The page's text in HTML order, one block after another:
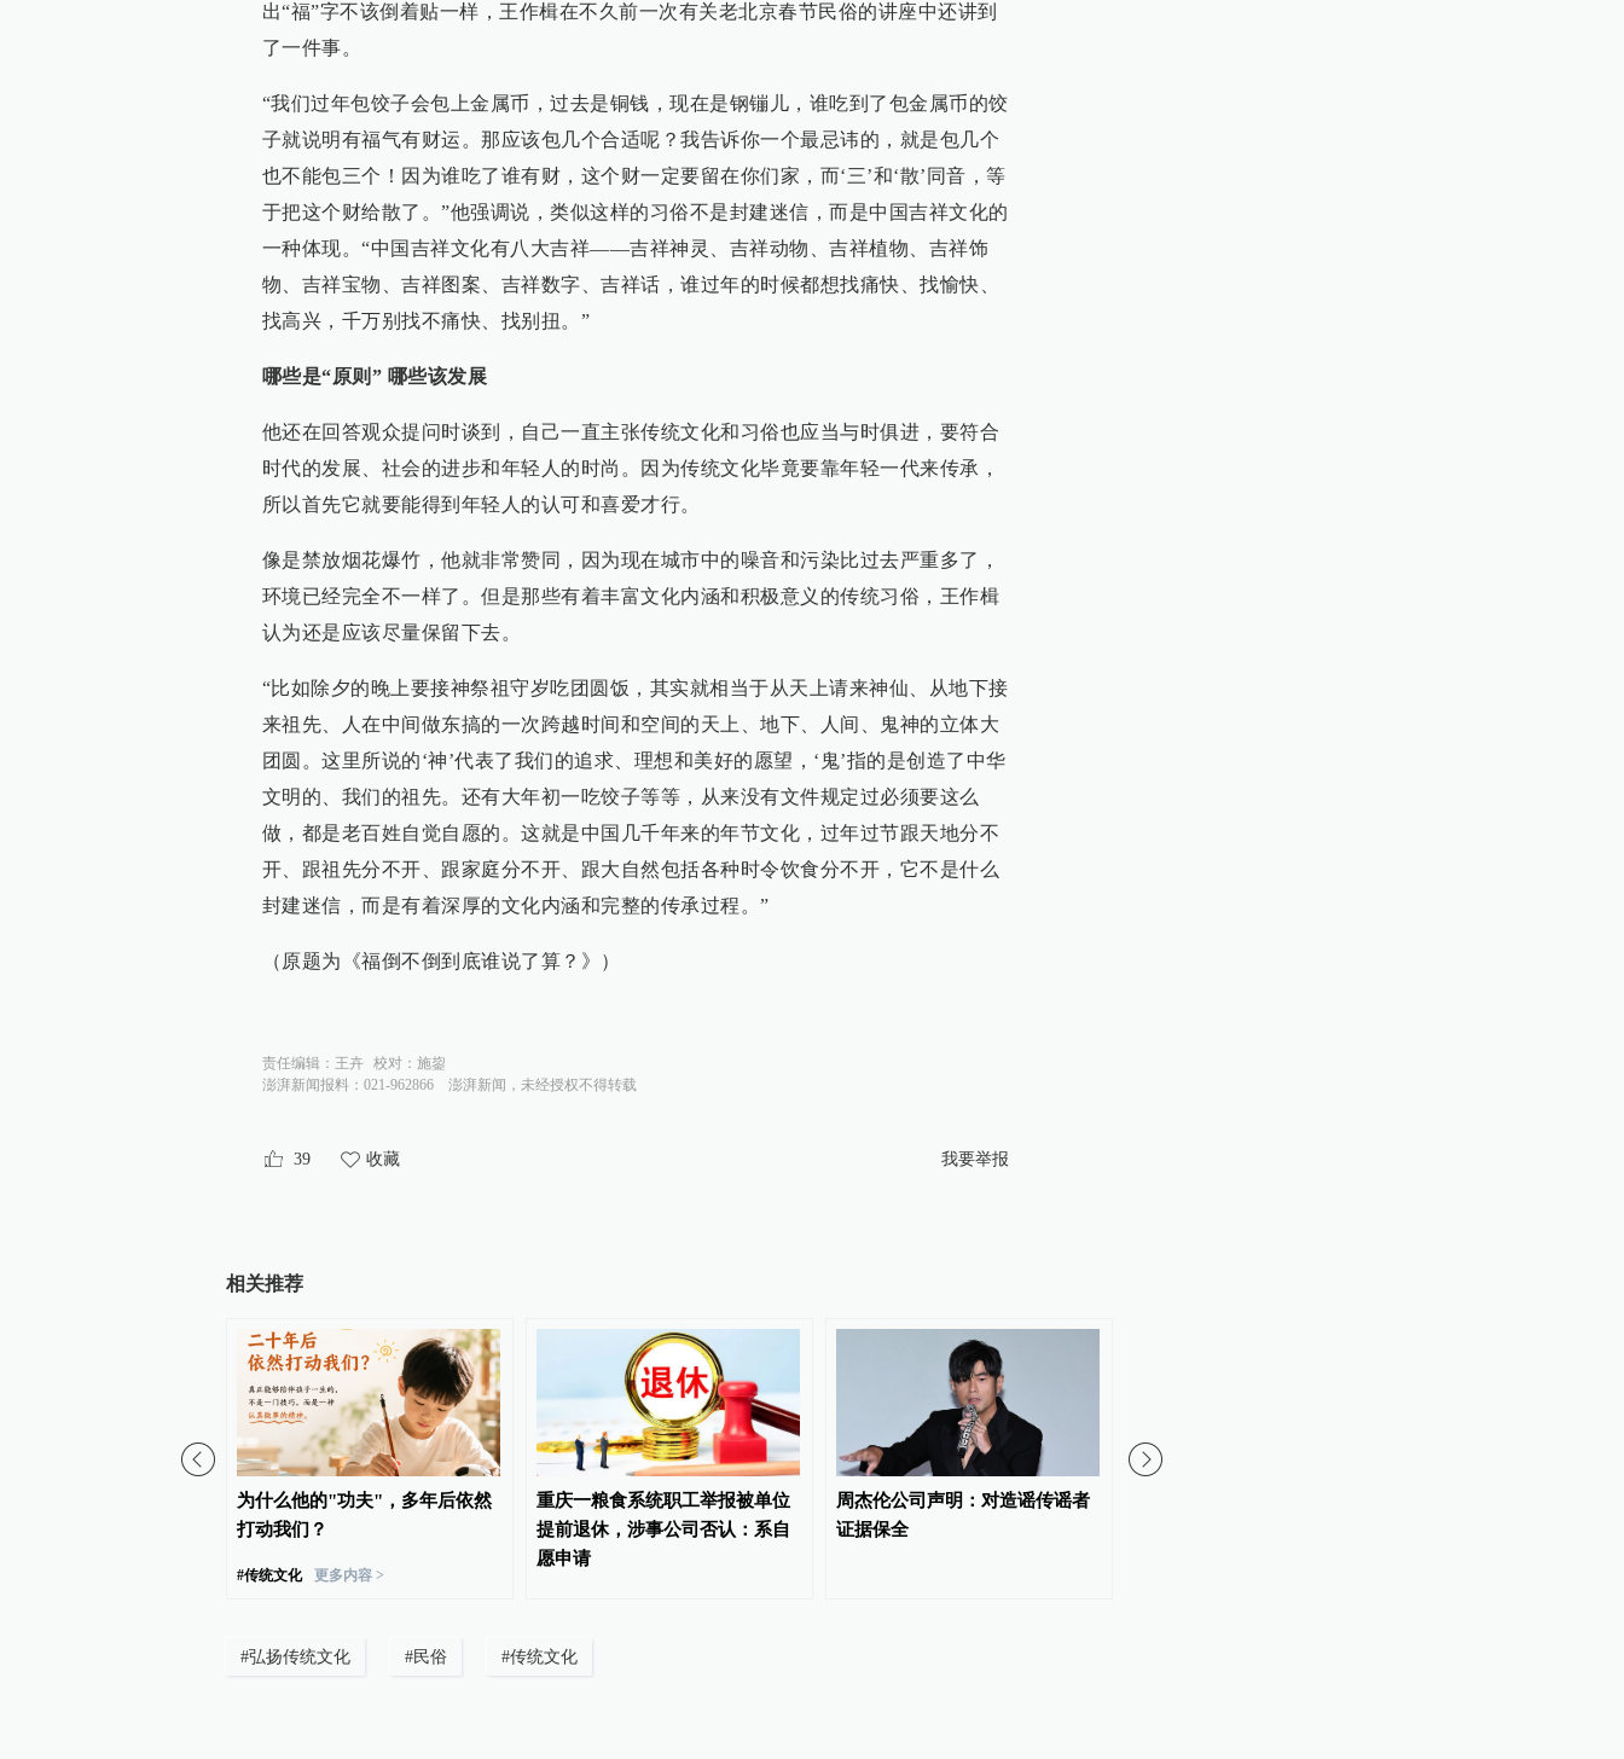
出“福”字不该倒着贴一样，王作楫在不久前一次有关老北京春节民俗的讲座中还讲到
了一件事。
“我们过年包饺子会包上金属币，过去是铜钱，现在是钢镚儿，谁吃到了包金属币的饺
子就说明有福气有财运。那应该包几个合适呢？我告诉你一个最忌讳的，就是包几个
也不能包三个！因为谁吃了谁有财，这个财一定要留在你们家，而‘三’和‘散’同音，等
于把这个财给散了。”他强调说，类似这样的习俗不是封建迷信，而是中国吉祥文化的
一种体现。“中国吉祥文化有八大吉祥——吉祥神灵、吉祥动物、吉祥植物、吉祥饰
物、吉祥宝物、吉祥图案、吉祥数字、吉祥话，谁过年的时候都想找痛快、找愉快、
找高兴，千万别找不痛快、找别扭。”
哪些是“原则” 哪些该发展
他还在回答观众提问时谈到，自己一直主张传统文化和习俗也应当与时俱进，要符合
时代的发展、社会的进步和年轻人的时尚。因为传统文化毕竟要靠年轻一代来传承，
所以首先它就要能得到年轻人的认可和喜爱才行。
像是禁放烟花爆竹，他就非常赞同，因为现在城市中的噪音和污染比过去严重多了，
环境已经完全不一样了。但是那些有着丰富文化内涵和积极意义的传统习俗，王作楫
认为还是应该尽量保留下去。
“比如除夕的晚上要接神祭祖守岁吃团圆饭，其实就相当于从天上请来神仙、从地下接
来祖先、人在中间做东搞的一次跨越时间和空间的天上、地下、人间、鬼神的立体大
团圆。这里所说的‘神’代表了我们的追求、理想和美好的愿望，‘鬼’指的是创造了中华
文明的、我们的祖先。还有大年初一吃饺子等等，从来没有文件规定过必须要这么
做，都是老百姓自觉自愿的。这就是中国几千年来的年节文化，过年过节跟天地分不
开、跟祖先分不开、跟家庭分不开、跟大自然包括各种时令饮食分不开，它不是什么
封建迷信，而是有着深厚的文化内涵和完整的传承过程。”
（原题为《福倒不倒到底谁说了算？》）
责任编辑： 王卉 校对： 施鋆
澎湃新闻报料：021-962866
澎湃新闻，未经授权不得转载
39 收藏 我要举报
相关推荐
为什么他的"功夫"，多年后依然
打动我们？
#传统文化 更多内容 >
重庆一粮食系统职工举报被单位
提前退休，涉事公司否认：系自
愿申请
周杰伦公司声明：对造谣传谣者
证据保全
#弘扬传统文化 #民俗 #传统文化